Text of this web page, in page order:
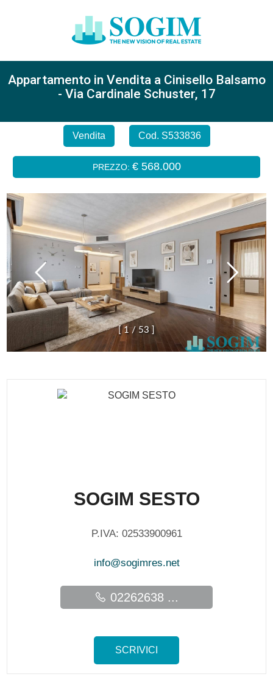
Appartamento in Vendita a Cinisello Balsamo
- Via Cardinale Schuster, 17
Vendita Cod. S533836
PREZZO: € 568.000
1 / 53
SOGIM SESTO
P.IVA: 02533900961
info@sogimres.net
02262638 ...
SCRIVICI